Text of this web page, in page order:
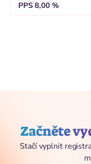
PPS 8,00 %
Začněte
Stačí vyplnit